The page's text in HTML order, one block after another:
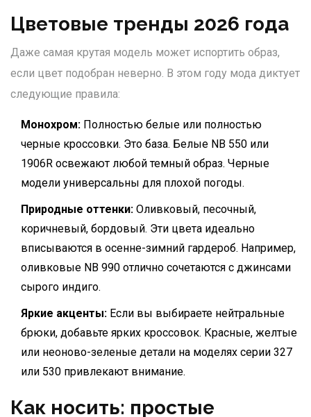
Цветовые тренды 2026 года
Даже самая крутая модель может испортить образ,
если цвет подобран неверно. В этом году мода диктует
следующие правила:
Монохром: Полностью белые или полностью
черные кроссовки. Это база. Белые NB 550 или
1906R освежают любой темный образ. Черные
модели универсальны для плохой погоды.
Природные оттенки: Оливковый, песочный,
коричневый, бордовый. Эти цвета идеально
вписываются в осенне-зимний гардероб. Например,
оливковые NB 990 отлично сочетаются с джинсами
сырого индиго.
Яркие акценты: Если вы выбираете нейтральные
брюки, добавьте ярких кроссовок. Красные, желтые
или неоново-зеленые детали на моделях серии 327
или 530 привлекают внимание.
Как носить: простые